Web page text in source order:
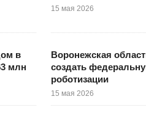
15 мая 2026
в
млн
Воронежская
создать
роботизации
15 мая 2026